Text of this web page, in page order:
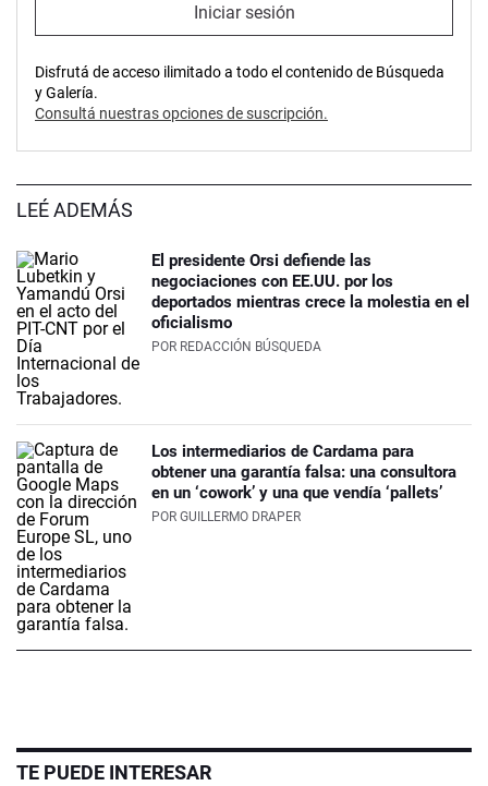
Iniciar sesión
Disfrutá de acceso ilimitado a todo el contenido de Búsqueda
y Galería.
Consultá nuestras opciones de suscripción.
LEÉ ADEMÁS
El presidente Orsi defiende las
negociaciones con EE.UU. por los
deportados mientras crece la molestia en el
oficialismo
POR REDACCIÓN BÚSQUEDA
Los intermediarios de Cardama para
obtener una garantía falsa: una consultora
en un ‘cowork’ y una que vendía ‘pallets’
POR GUILLERMO DRAPER
TE PUEDE INTERESAR